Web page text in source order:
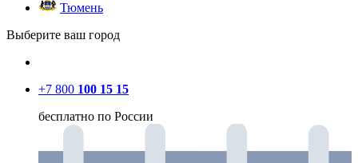
Тюмень
Выберите ваш город
+7 800 100 15 15
бесплатно по России